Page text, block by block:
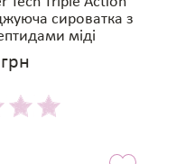
сироватка з
міді